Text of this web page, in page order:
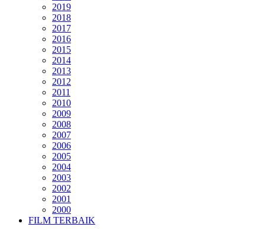
2019
2018
2017
2016
2015
2014
2013
2012
2011
2010
2009
2008
2007
2006
2005
2004
2003
2002
2001
2000
FILM TERBAIK